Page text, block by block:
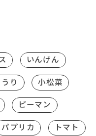
いんげん
り 小松菜
ピーマン
パプリカ トマト